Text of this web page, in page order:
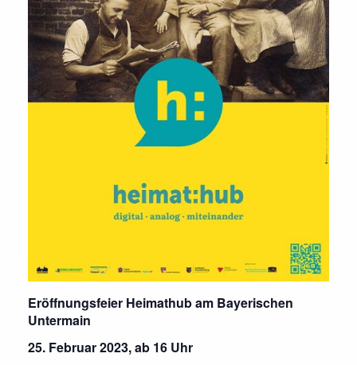
Eröffnungsfeier Heimathub am Bayerischen
Untermain
25. Februar 2023, ab 16 Uhr